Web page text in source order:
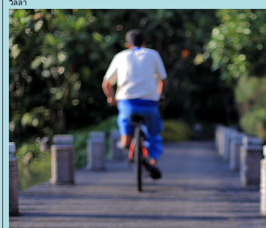
วิลลา